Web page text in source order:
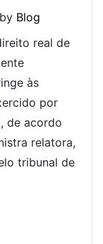
by Blog
real de
às
por
de acordo
relatora,
tribunal de